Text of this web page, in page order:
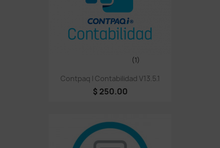
Contpaq I Contabilidad V13.5.1
$ 250.00
(1)